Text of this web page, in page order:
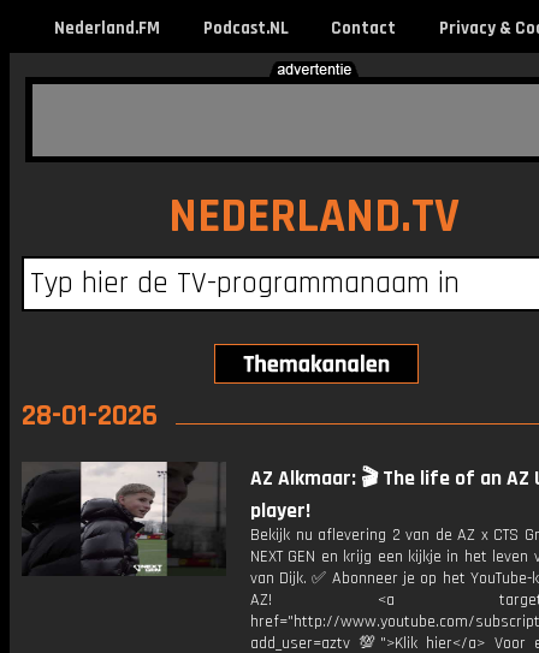
Nederland.FM Podcast.NL Contact Privacy &
NEDERLAND.TV
28-01-2026
AZ Alkmaar: 🎬 The life of an AZ
player!
Bekijk nu aflevering 2 van de AZ x CTS
NEXT GEN en krijg een kijkje in het leven
van Dijk. ✅ Abonneer je op het YouTube-
AZ! <a
href="http://www.youtube.com/
add_user=aztv 💯">Klik hier</a> Voor